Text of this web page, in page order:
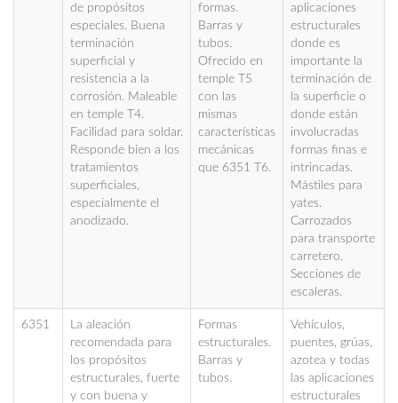
de propósitos
especiales. Buena
terminación
superficial y
resistencia a la
corrosión. Maleable
en temple T4.
Facilidad para soldar.
Responde bien a los
tratamientos
superficiales,
especialmente el
anodizado.
formas.
Barras y
tubos.
Ofrecido en
temple T5
con las
mismas
características
mecánicas
que 6351 T6.
aplicaciones
estructurales
donde es
importante la
terminación de
la superficie o
donde están
involucradas
formas finas e
intrincadas.
Mástiles para
yates.
Carrozados
para transporte
carretero.
Secciones de
escaleras.
6351
La aleación
recomendada para
los propósitos
estructurales, fuerte
y con buena y
Formas
estructurales.
Barras y
tubos.
Vehículos,
puentes, grúas,
azotea y todas
las aplicaciones
estructurales